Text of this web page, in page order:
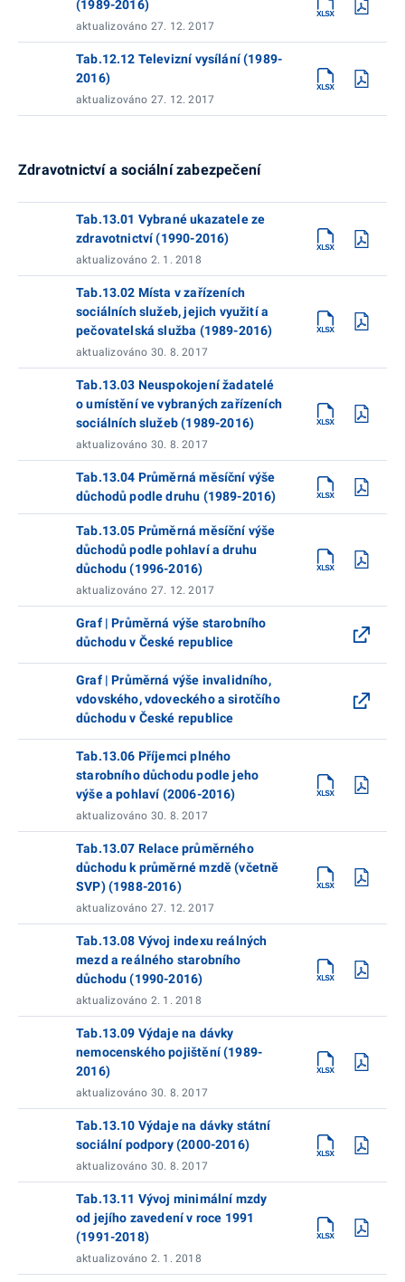
(1989-2016)
aktualizováno 27. 12. 2017
Tab.12.12 Televizní vysílání (1989-
2016)
aktualizováno 27. 12. 2017
Zdravotnictví a sociální zabezpečení
Tab.13.01 Vybrané ukazatele ze
zdravotnictví (1990-2016)
aktualizováno 2. 1. 2018
Tab.13.02 Místa v zařízeních
sociálních služeb, jejich využití a
pečovatelská služba (1989-2016)
aktualizováno 30. 8. 2017
Tab.13.03 Neuspokojení žadatelé
o umístění ve vybraných zařízeních
sociálních služeb (1989-2016)
aktualizováno 30. 8. 2017
Tab.13.04 Průměrná měsíční výše
důchodů podle druhu (1989-2016)
Tab.13.05 Průměrná měsíční výše
důchodů podle pohlaví a druhu
důchodu (1996-2016)
aktualizováno 27. 12. 2017
Graf | Průměrná výše starobního
důchodu v České republice
Graf | Průměrná výše invalidního,
vdovského, vdoveckého a sirotčího
důchodu v České republice
Tab.13.06 Příjemci plného
starobního důchodu podle jeho
výše a pohlaví (2006-2016)
aktualizováno 30. 8. 2017
Tab.13.07 Relace průměrného
důchodu k průměrné mzdě (včetně
SVP) (1988-2016)
aktualizováno 27. 12. 2017
Tab.13.08 Vývoj indexu reálných
mezd a reálného starobního
důchodu (1990-2016)
aktualizováno 2. 1. 2018
Tab.13.09 Výdaje na dávky
nemocenského pojištění (1989-
2016)
aktualizováno 30. 8. 2017
Tab.13.10 Výdaje na dávky státní
sociální podpory (2000-2016)
aktualizováno 30. 8. 2017
Tab.13.11 Vývoj minimální mzdy
od jejího zavedení v roce 1991
(1991-2018)
aktualizováno 2. 1. 2018